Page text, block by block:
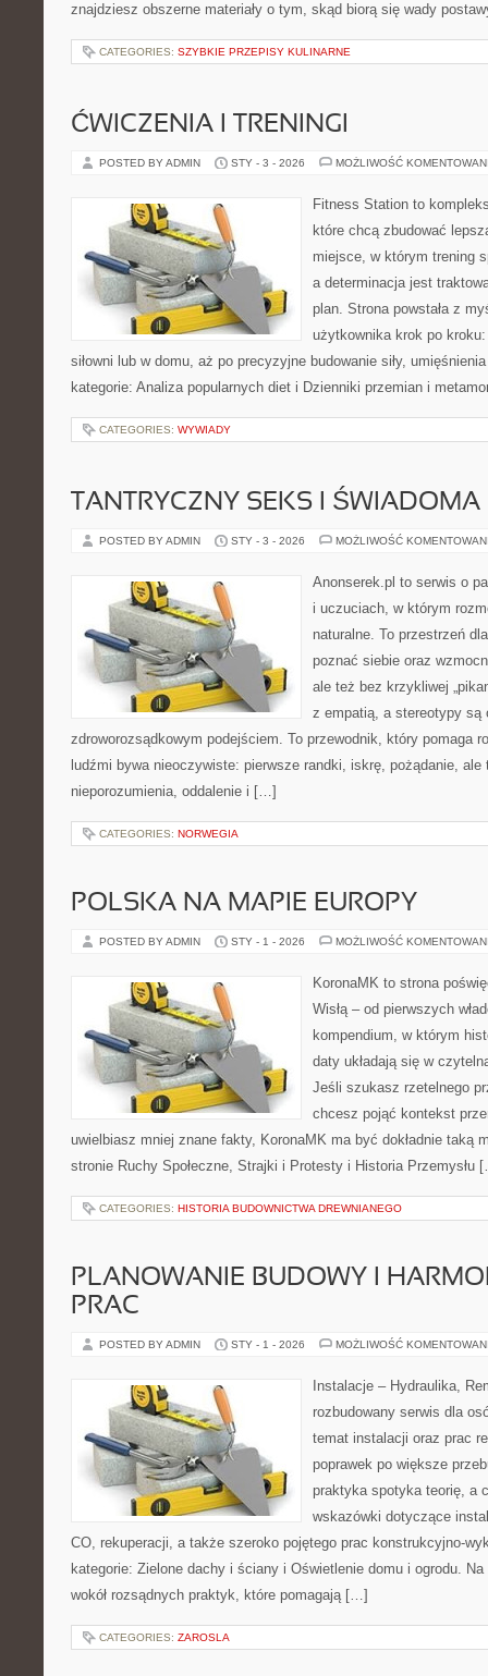
znajdziesz obszerne materiały o tym, skąd biorą się wady
CATEGORIES: SZYBKIE PRZEPISY KULINARNE
ĆWICZENIA I TRENINGI
POSTED BY ADMIN STY - 3 - 2026 MOŻLIWOŚĆ
Fitness Station to
które chcą zbudować
miejsce, w którym trening
a determinacja jest
plan. Strona powstała z
użytkownika krok po
siłowni lub w domu, aż po precyzyjne budowanie siły,
kategorie: Analiza popularnych diet i Dzienniki przemian i
CATEGORIES: WYWIADY
TANTRYCZNY SEKS I
POSTED BY ADMIN STY - 3 - 2026 MOŻLIWOŚĆ
Anonserek.pl to serwis o
i uczuciach, w którym
naturalne. To przestrzeń
poznać siebie oraz
ale też bez krzykliwej
z empatią, a stereotypy są
zdroworozsądkowym podejściem. To przewodnik, który pomaga
ludźmi bywa nieoczywiste: pierwsze randki, iskrę, pożądanie, ale
nieporozumienia, oddalenie i […]
CATEGORIES: NORWEGIA
POLSKA NA MAPIE EUROPY
POSTED BY ADMIN STY - 1 - 2026 MOŻLIWOŚĆ
KoronaMK to strona
Wisłą – od pierwszych
kompendium, w którym
daty układają się w
Jeśli szukasz rzetelnego
chcesz pojąć kontekst
uwielbiasz mniej znane fakty, KoronaMK ma być dokładnie taką
stronie Ruchy Społeczne, Strajki i Protesty i Historia Przemysłu
CATEGORIES: HISTORIA BUDOWNICTWA DREWNIANEGO
PLANOWANIE BUDOWY I
PRAC
POSTED BY ADMIN STY - 1 - 2026 MOŻLIWOŚĆ
Instalacje – Hydraulika,
rozbudowany serwis dla
temat instalacji oraz prac
poprawek po większe
praktyka spotyka teorię, a
wskazówki dotyczące
CO, rekuperacji, a także szeroko pojętego prac konstrukcyjno-
kategorie: Zielone dachy i ściany i Oświetlenie domu i ogrodu.
wokół rozsądnych praktyk, które pomagają […]
CATEGORIES: ZAROSLA